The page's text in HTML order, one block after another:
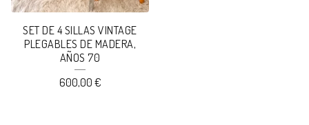
SET DE 4 SILLAS VINTAGE
PLEGABLES DE MADERA,
AÑOS 70
600,00 €